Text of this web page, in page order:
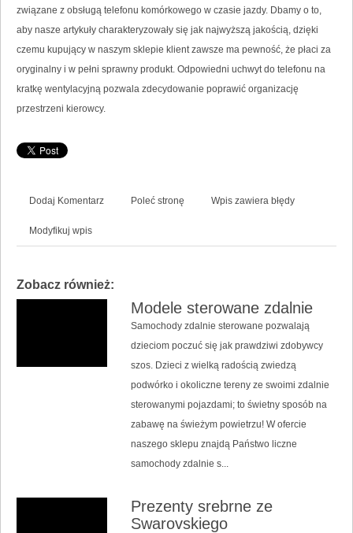
związane z obsługą telefonu komórkowego w czasie jazdy. Dbamy o to,
aby nasze artykuły charakteryzowały się jak najwyższą jakością, dzięki
czemu kupujący w naszym sklepie klient zawsze ma pewność, że płaci za
oryginalny i w pełni sprawny produkt. Odpowiedni uchwyt do telefonu na
kratkę wentylacyjną pozwala zdecydowanie poprawić organizację
przestrzeni kierowcy.
Dodaj Komentarz Poleć stronę Wpis zawiera błędy
Modyfikuj wpis
Zobacz również:
Modele sterowane zdalnie
Samochody zdalnie sterowane pozwalają
dzieciom poczuć się jak prawdziwi zdobywcy
szos. Dzieci z wielką radością zwiedzą
podwórko i okoliczne tereny ze swoimi zdalnie
sterowanymi pojazdami; to świetny sposób na
zabawę na świeżym powietrzu! W ofercie
naszego sklepu znajdą Państwo liczne
samochody zdalnie s...
Prezenty srebrne ze
Swarovskiego